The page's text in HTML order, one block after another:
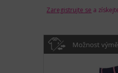
Zaregistrujte se a